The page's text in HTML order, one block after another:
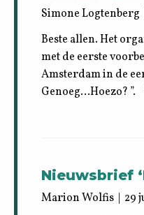
Simone
Beste allen. Het
met de eerste
Amsterdam in de
Genoeg…Hoezo? ”.
Nieuwsbrief
Marion Wolfis | 29